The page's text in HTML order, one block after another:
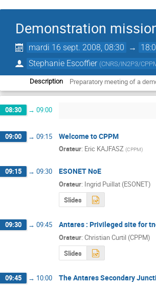
Demonstration
mardi 16 sept. 2008, 08:30 →
Stephanie Escoffier (CNRS/IN2P3/
Description Preparatory meeting of a
08:30 → 09:00
09:00 → 09:15 Welcome to CPPM
Orateur: Eric KAJFASZ (CPPM)
09:15 → 09:30 ESONET NoE
Orateur: Ingrid Puillat (ESONET)
Slides
09:30 → 09:45 Antares : Privileged site for
Orateur: Christian Curtil (CPPM)
Slides
09:45 → 10:00 The Antares Secondary